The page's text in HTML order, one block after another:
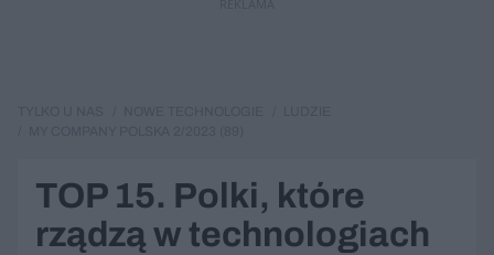
TOP 15. Polki, które
rządzą w technologiach